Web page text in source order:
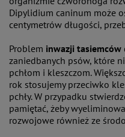
Dipylidium caninum może
centymetrów długości,
Problem inwazji tasiemców
zaniedbanych psów, które
pchłom i kleszczom.
rok stosujemy przeciwko
pchły. W przypadku
pamiętać, żeby
rozwojowe również ze